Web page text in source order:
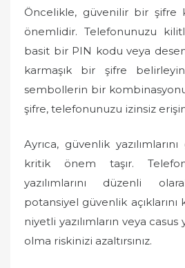
Öncelikle, güvenilir bir şifre
önemlidir. Telefonunuzu
basit bir PIN kodu veya
karmaşık bir şifre
sembollerin bir
şifre, telefonunuzu izinsiz
Ayrıca, güvenlik
kritik önem taşır.
yazılımlarını düzenli
potansiyel güvenlik açıklarını
niyetli yazılımların veya casus
olma riskinizi azaltırsınız.